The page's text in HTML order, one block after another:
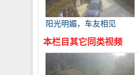
阳光明媚，车友相见
本栏目其它同类视频